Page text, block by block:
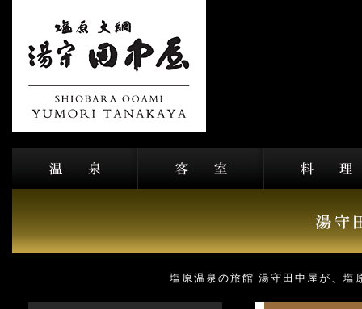
塩原温泉の旅館 湯守田中屋が、塩